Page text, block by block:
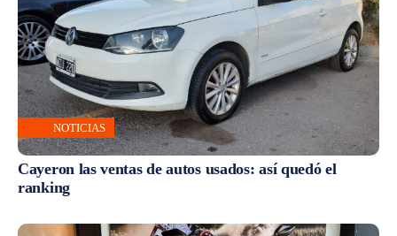
NOTICIAS
Cayeron las ventas de autos usados: así quedó el
ranking